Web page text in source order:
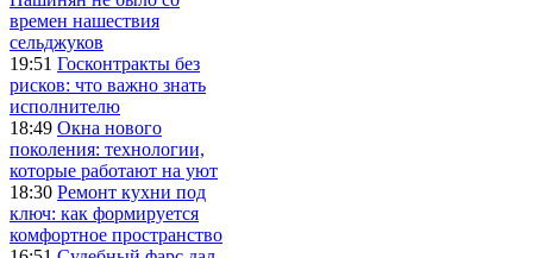
времен нашествия
сельджуков
19:51 Госконтракты без
рисков: что важно знать
исполнителю
18:49 Окна нового
поколения: технологии,
которые работают на уют
18:30 Ремонт кухни под
ключ: как формируется
комфортное пространство